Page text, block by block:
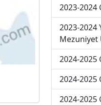
2023-2024
2023-2024
Mezuniyet
2024-2025
2024-2025
2024-